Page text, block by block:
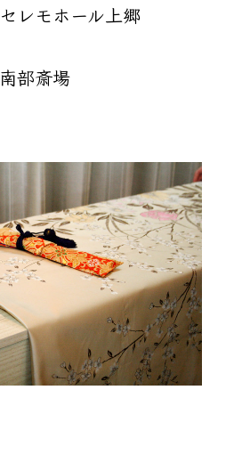
セレモホール上郷
南部斎場